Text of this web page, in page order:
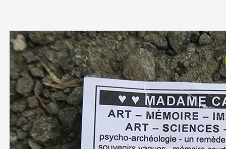
Partenaires
Crédits
Actions
Documentation